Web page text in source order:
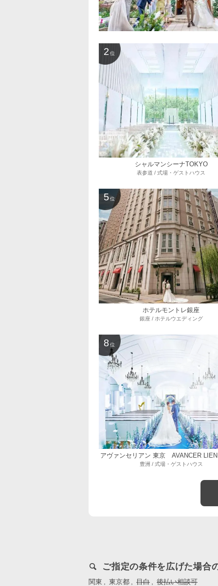
2 位
シャルマンシーナTOKYO
表参道 / 式場・ゲストハウス
5 位
ホテルモントレ銀座
銀座 / ホテルウエディング
8 位
アヴァンセリアン 東京 AVANCER
豊洲 / 式場・ゲストハウス
ご指定の条件を広げた場合
関東 東京都 目白 後払い相談可